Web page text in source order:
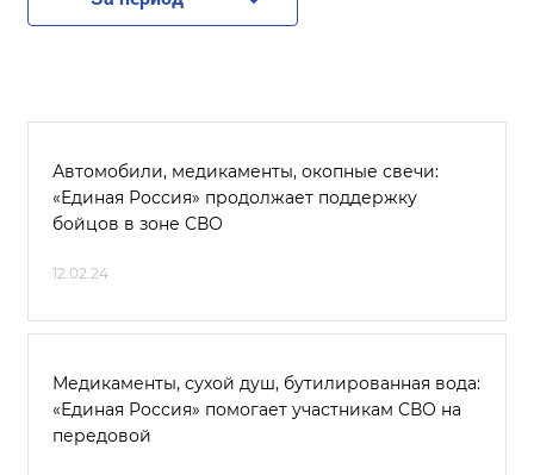
Автомобили, медикаменты, окопные свечи:
«Единая Россия» продолжает поддержку
бойцов в зоне СВО
12.02.24
Медикаменты, сухой душ, бутилированная вода:
«Единая Россия» помогает участникам СВО на
передовой